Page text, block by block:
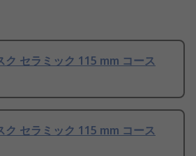
セラミック 115 mm コース
セラミック 115 mm コース